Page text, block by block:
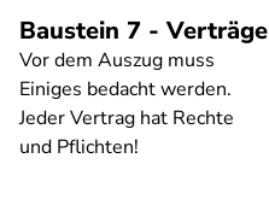
Baustein 7 - Verträge
Vor dem Auszug muss
Einiges bedacht werden.
Jeder Vertrag hat Rechte
und Pflichten!